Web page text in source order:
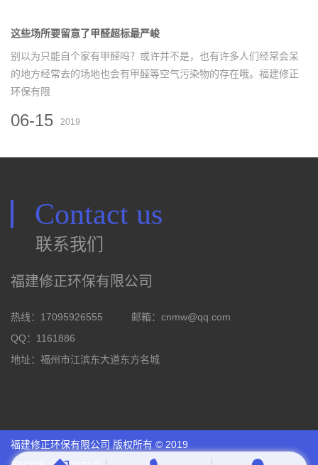
这些场所要留意了甲醛超标最严峻
别以为只能自个家有甲醛吗？或许并不是，也有许多人们经常会呆
的地方经常去的场地也会有甲醛等空气污染物的存在哦。福建修正
环保有限
06-15 2019
Contact us
联系我们
福建修正环保有限公司
热线：17095926555 邮箱： cnmw@qq.com
QQ：1161886
地址：福州市江滨东大道东方名城
福建修正环保有限公司 版权所有 © 2019